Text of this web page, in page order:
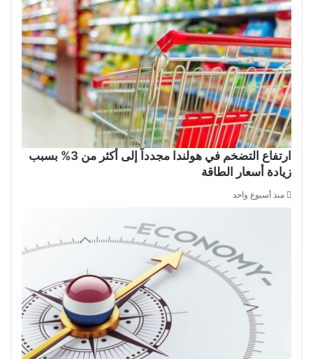
ارتفاع التضخم في هولندا مجدداً إلى أكثر من 3% بسبب
زيادة أسعار الطاقة
منذ أسبوع واحد